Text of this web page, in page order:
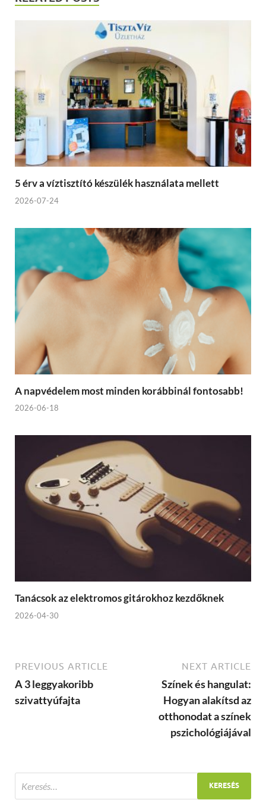
5 érv a víztisztító készülék használata mellett
2026-07-24
A napvédelem most minden korábbinál fontosabb!
2026-06-18
Tanácsok az elektromos gitárokhoz kezdőknek
2026-04-30
PREVIOUS ARTICLE
A 3 leggyakoribb
szivattyúfajta
NEXT ARTICLE
Színek és hangulat:
Hogyan alakítsd az
otthonodat a színek
pszichológiájával